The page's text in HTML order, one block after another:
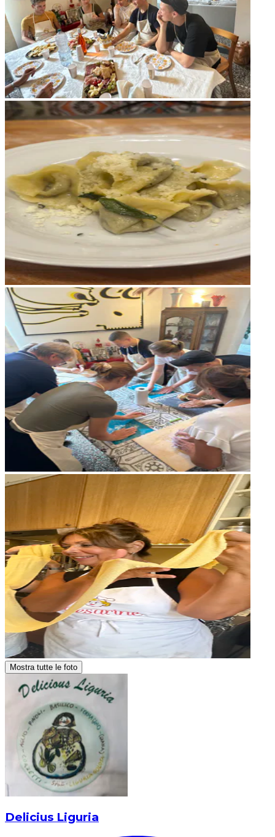
Mostra tutte le foto
Delicius Liguria